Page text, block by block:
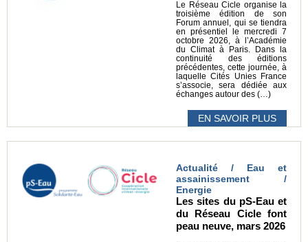
Le Réseau Cicle organise la
troisième édition de son
Forum annuel, qui se tiendra
en présentiel le mercredi 7
octobre 2026, à l’Académie
du Climat à Paris. Dans la
continuité des éditions
précédentes, cette journée, à
laquelle Cités Unies France
s’associe, sera dédiée aux
échanges autour des (…)
EN SAVOIR PLUS
Actualité / Eau et
assainissement /
Energie
Les sites du pS-Eau et
du Réseau Cicle font
peau neuve, mars 2026